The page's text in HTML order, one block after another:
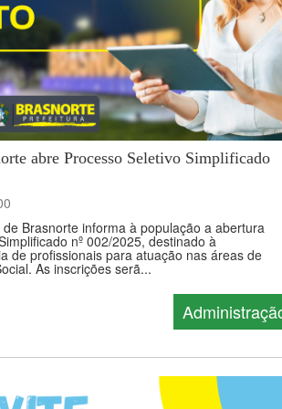
abre Processo Seletivo Simplificado
Brasnorte informa à população a abertura
nº 002/2025, destinado à
de profissionais para atuação nas áreas de
As inscrições serã...